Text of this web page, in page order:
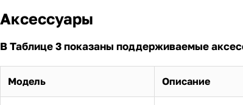
Аксессуары
В Таблице 3 показаны поддерживаемые
Модель Описание